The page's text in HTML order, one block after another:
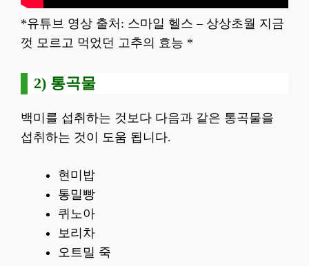
*유튜브 영상 출처: 스마일 헬스 – 상상초월 지금
껏 모르고 먹었던 고추의 효능 *
2) 통곡물
백미를 섭취하는 것보다 다음과 같은 통곡물을
섭취하는 것이 도움 됩니다.
현미밥
통밀빵
퀴노아
보리차
오트밀 죽